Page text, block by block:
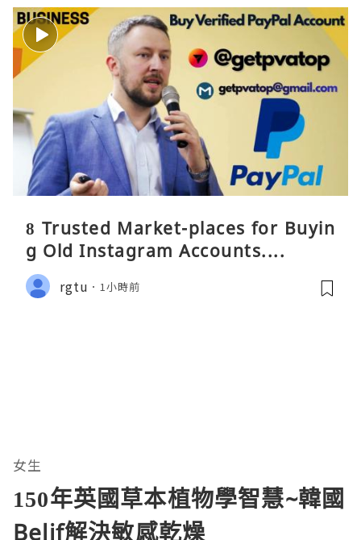
8 Trusted Market-places for Buyin
g Old Instagram Accounts....
rgtu 1小時前
女生
150年英國草本植物學智慧~韓國
Belif解決敏感乾燥